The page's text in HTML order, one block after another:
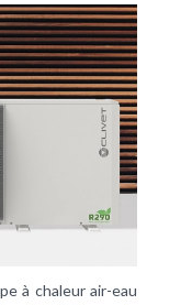
à chaleur air-eau